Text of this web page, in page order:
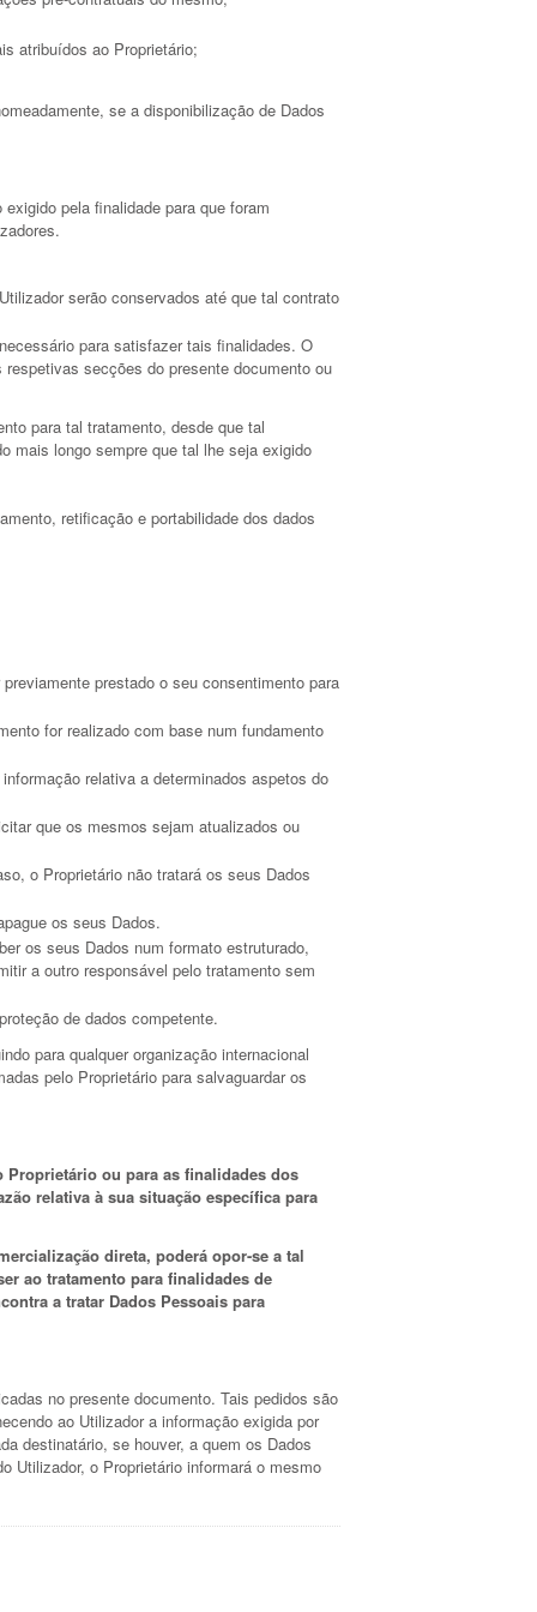
atribuídos ao Proprietário;
se a disponibilização de Dados
pela finalidade para que foram
serão conservados até que tal contrato
para satisfazer tais finalidades. O
secções do presente documento ou
para tal tratamento, desde que tal
mais longo sempre que tal lhe seja exigido
retificação e portabilidade dos dados
prestado o seu consentimento para
for realizado com base num fundamento
relativa a determinados aspetos do
que os mesmos sejam atualizados ou
o Proprietário não tratará os seus Dados
os seus Dados.
os seus Dados num formato estruturado,
a outro responsável pelo tratamento sem
de dados competente.
para qualquer organização internacional
pelo Proprietário para salvaguardar os
ou para as finalidades dos
relativa à sua situação específica para
direta, poderá opor-se a tal
ao tratamento para finalidades de
a tratar Dados Pessoais para
no presente documento. Tais pedidos são
ao Utilizador a informação exigida por
destinatário, se houver, a quem os Dados
Utilizador, o Proprietário informará o mesmo